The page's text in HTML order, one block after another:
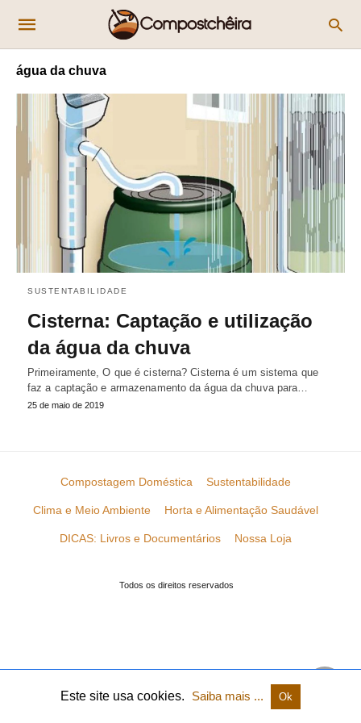
água da chuva
SUSTENTABILIDADE
Cisterna: Captação e utilização
da água da chuva
Primeiramente, O que é cisterna? Cisterna é um sistema que
faz a captação e armazenamento da água da chuva para…
25 de maio de 2019
Compostagem Doméstica Sustentabilidade
Clima e Meio Ambiente Horta e Alimentação Saudável
DICAS: Livros e Documentários Nossa Loja
Todos os direitos reservados
Este site usa cookies. Saiba mais ... Ok